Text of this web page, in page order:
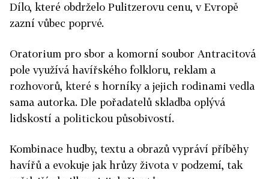
Dílo, které obdrželo Pulitzerovu cenu, v Evropě
zazní vůbec poprvé.
Oratorium pro sbor a komorní soubor Antracitová
pole využívá havířského folkloru, reklam a
rozhovorů, které s horníky a jejich rodinami vedla
sama autorka. Dle pořadatelů skladba oplývá
lidskostí a politickou působivostí.
Kombinace hudby, textu a obrazů vypráví příběhy
havířů a evokuje jak hrůzy života v podzemí, tak